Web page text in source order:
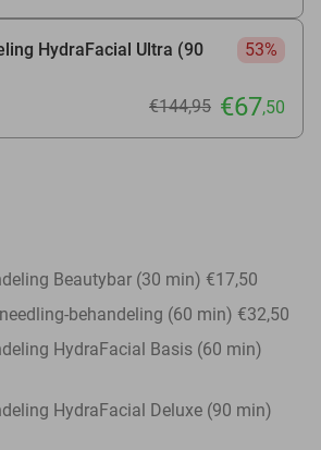
HydraFacial Ultra (90
53%
€144,95 €67,50
Beautybar (30 min) €17,50
behandeling (60 min) €32,50
HydraFacial Basis (60 min)
HydraFacial Deluxe (90 min)